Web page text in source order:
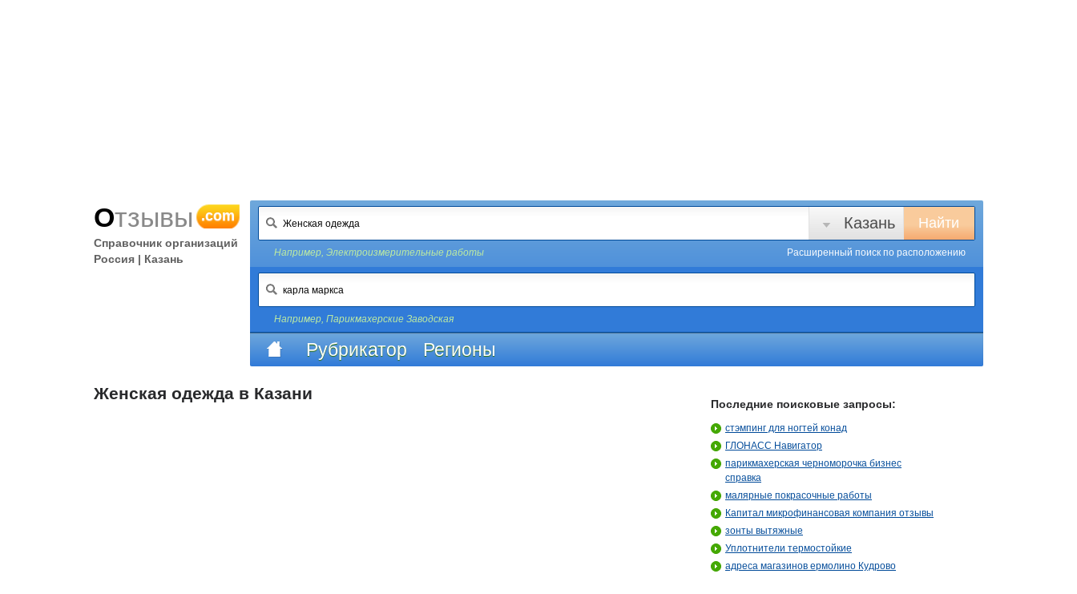
Отзывы .com
Справочник организаций
Россия | Казань
Найти
Казань
Например, Электроизмерительные работы Расширенный поиск по расположению
Например, Парикмахерские Заводская
Рубрикатор Регионы
Женская одежда в Казани
Последние поисковые запросы:
стэмпинг для ногтей конад
ГЛОНАСС Навигатор
парикмахерская черноморочка бизнес
справка
малярные покрасочные работы
Капитал микрофинансовая компания отзывы
зонты вытяжные
Уплотнители термостойкие
адреса магазинов ермолино Кудрово